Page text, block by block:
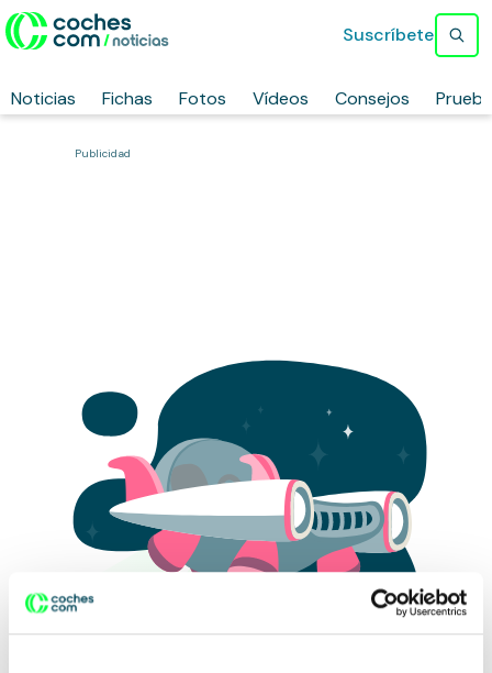
Noticias Fichas Fotos Vídeos Consejos
Suscríbete
Publicidad